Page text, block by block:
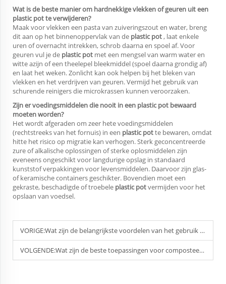
Wat is de beste manier om hardnekkige vlekken of geuren uit een
plastic pot te verwijderen?
Maak voor vlekken een pasta van zuiveringszout en water, breng
dit aan op het binnenoppervlak van de plastic pot, laat enkele
uren of overnacht intrekken, schrob daarna en spoel af. Voor
geuren vul je de plastic pot met een mengsel van warm water en
witte azijn of een theelepel bleekmiddel (spoel daarna grondig af)
en laat het weken. Zonlicht kan ook helpen bij het bleken van
vlekken en het verdrijven van geuren. Vermijd het gebruik van
schurende reinigers die microkrassen kunnen veroorzaken.
Zijn er voedingsmiddelen die nooit in een plastic pot bewaard
moeten worden?
Het wordt afgeraden om zeer hete voedingsmiddelen
(rechtstreeks van het fornuis) in een plastic potte bewaren, omdat
hitte het risico op migratie kan verhogen. Sterk geconcentreerde
zure of alkalische oplossingen of sterke oplosmiddelen zijn
eveneens ongeschikt voor langdurige opslag in standaard
kunststof verpakkingen voor levensmiddelen. Daarvoor zijn glas-
of keramische containers geschikter. Bovendien moet een
gekraste, beschadigde of troebele plastic potvermijden voor het
opslaan van voedsel.
VORIGE:Wat zijn de belangrijkste voordelen van het gebruik van plastic cosmeticaflessen?
VOLGENDE:Wat zijn de beste toepassingen voor composteerbare biologisch afbreekbare flessen?